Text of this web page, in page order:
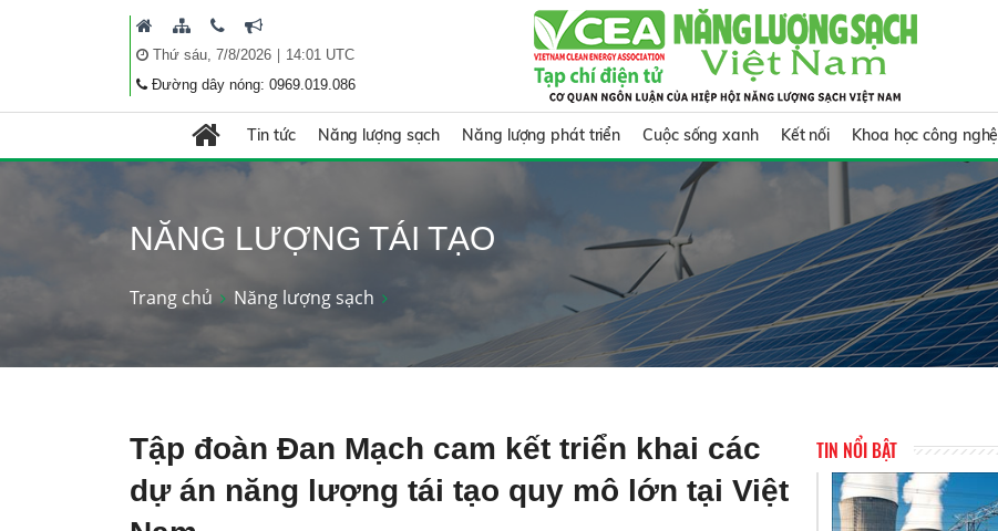
Thứ sáu, 7/8/2026| 14:01 UTC
Đường dây nóng: 0969.019.086
Tin tức Năng lượng sạch Năng lượng phát triển Cuộc sống xanh Kết nối Khoa học công nghệ
NĂNG LƯỢNG TÁI TẠO
Trang chủ Năng lượng sạch
Tập đoàn Đan Mạch cam kết triển khai các
dự án năng lượng tái tạo quy mô lớn tại Việt
TIN NỔI BẬT